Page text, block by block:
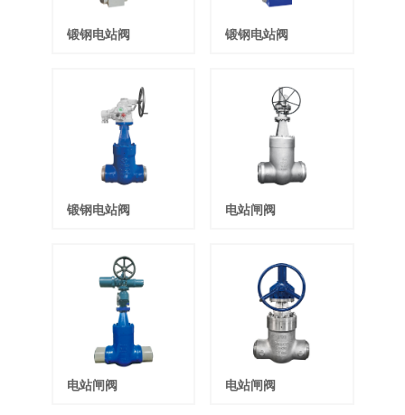
锻钢电站阀 锻钢电站阀
锻钢电站阀 电站闸阀
电站闸阀 电站闸阀